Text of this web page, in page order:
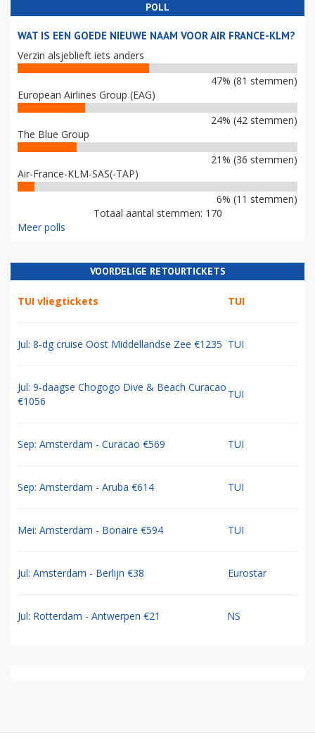
POLL
WAT IS EEN GOEDE NIEUWE NAAM VOOR AIR FRANCE-KLM?
Verzin alsjeblieft iets anders
47% (81 stemmen)
European Airlines Group (EAG)
24% (42 stemmen)
The Blue Group
21% (36 stemmen)
Air-France-KLM-SAS(-TAP)
6% (11 stemmen)
Totaal aantal stemmen: 170
Meer polls
VOORDELIGE RETOURTICKETS
TUI vliegtickets TUI
Jul: 8-dg cruise Oost Middellandse Zee €1235 TUI
Jul: 9-daagse Chogogo Dive & Beach Curacao
€1056
TUI
Sep: Amsterdam - Curacao €569 TUI
Sep: Amsterdam - Aruba €614 TUI
Mei: Amsterdam - Bonaire €594 TUI
Jul: Amsterdam - Berlijn €38 Eurostar
Jul: Rotterdam - Antwerpen €21 NS